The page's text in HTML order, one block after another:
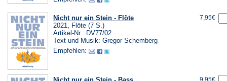
Nicht nur ein Stein - Flöte
2021, Flöte (7 S.)
Artikel-Nr.: DV77/02
Text und Musik: Gregor Schemberg
Empfehlen:
7,95€
9,95€